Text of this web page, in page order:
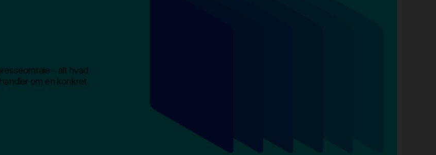
– alt hvad
om en konkret